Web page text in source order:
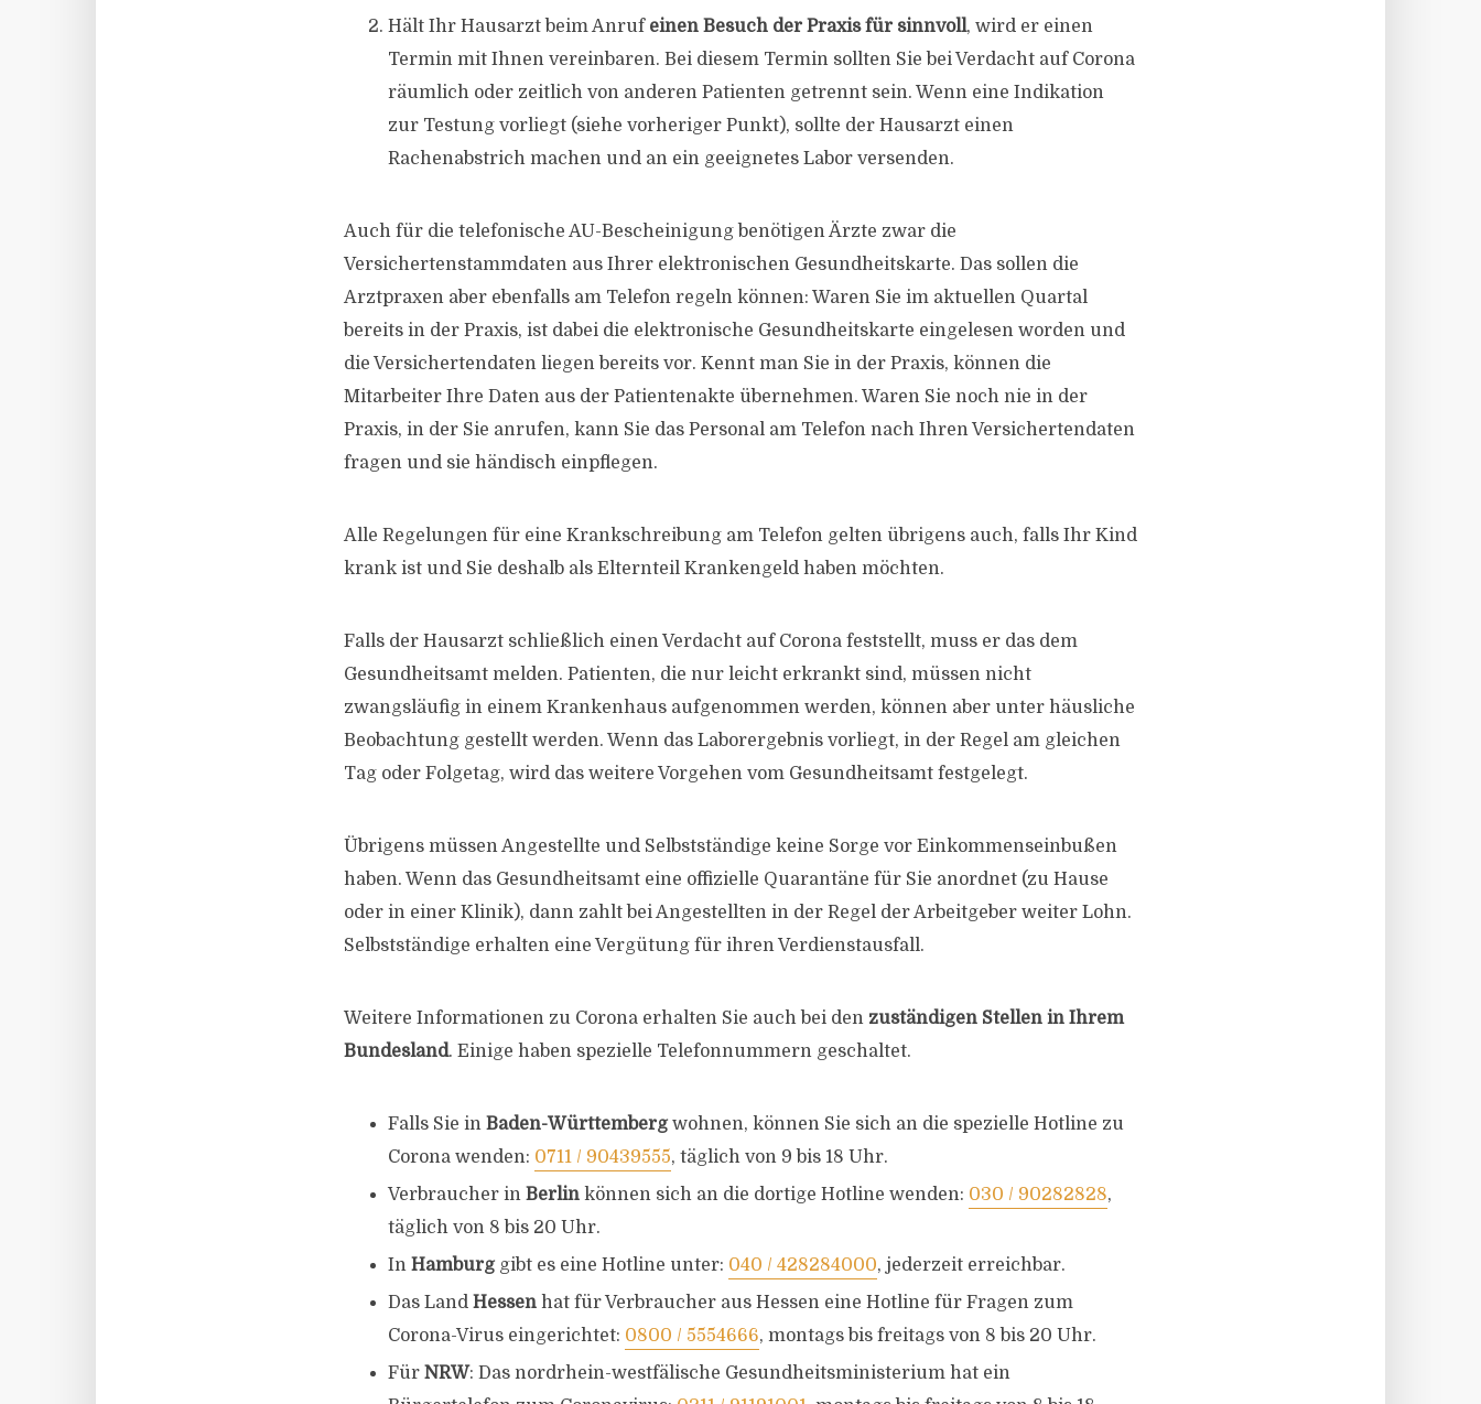
Hält Ihr Hausarzt beim Anruf einen Besuch der Praxis für sinnvoll, wird er einen
Termin mit Ihnen vereinbaren. Bei diesem Termin sollten Sie bei Verdacht auf Corona
räumlich oder zeitlich von anderen Patienten getrennt sein. Wenn eine Indikation
zur Testung vorliegt (siehe vorheriger Punkt), sollte der Hausarzt einen
Rachenabstrich machen und an ein geeignetes Labor versenden.
Auch für die telefonische AU-Bescheinigung benötigen Ärzte zwar die
Versichertenstammdaten aus Ihrer elektronischen Gesundheitskarte. Das sollen die
Arztpraxen aber ebenfalls am Telefon regeln können: Waren Sie im aktuellen Quartal
bereits in der Praxis, ist dabei die elektronische Gesundheitskarte eingelesen worden und
die Versichertendaten liegen bereits vor. Kennt man Sie in der Praxis, können die
Mitarbeiter Ihre Daten aus der Patientenakte übernehmen. Waren Sie noch nie in der
Praxis, in der Sie anrufen, kann Sie das Personal am Telefon nach Ihren Versichertendaten
fragen und sie händisch einpflegen.
Alle Regelungen für eine Krankschreibung am Telefon gelten übrigens auch, falls Ihr Kind
krank ist und Sie deshalb als Elternteil Krankengeld haben möchten.
Falls der Hausarzt schließlich einen Verdacht auf Corona feststellt, muss er das dem
Gesundheitsamt melden. Patienten, die nur leicht erkrankt sind, müssen nicht
zwangsläufig in einem Krankenhaus aufgenommen werden, können aber unter häusliche
Beobachtung gestellt werden. Wenn das Laborergebnis vorliegt, in der Regel am gleichen
Tag oder Folgetag, wird das weitere Vorgehen vom Gesundheitsamt festgelegt.
Übrigens müssen Angestellte und Selbstständige keine Sorge vor Einkommenseinbußen
haben. Wenn das Gesundheitsamt eine offizielle Quarantäne für Sie anordnet (zu Hause
oder in einer Klinik), dann zahlt bei Angestellten in der Regel der Arbeitgeber weiter Lohn.
Selbstständige erhalten eine Vergütung für ihren Verdienstausfall.
Weitere Informationen zu Corona erhalten Sie auch bei den zuständigen Stellen in Ihrem
Bundesland. Einige haben spezielle Telefonnummern geschaltet.
Falls Sie in Baden-Württembergwohnen, können Sie sich an die spezielle Hotline zu
Corona wenden: 0711 / 90439555, täglich von 9 bis 18 Uhr.
Verbraucher in Berlin können sich an die dortige Hotline wenden: 030 / 90282828,
täglich von 8 bis 20 Uhr.
In Hamburggibt es eine Hotline unter: 040 / 428284000, jederzeit erreichbar.
Das Land Hessen hat für Verbraucher aus Hessen eine Hotline für Fragen zum
Corona-Virus eingerichtet: 0800 / 5554666, montags bis freitags von 8 bis 20 Uhr.
Für NRW: Das nordrhein-westfälische Gesundheitsministerium hat ein